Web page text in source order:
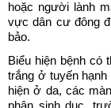
hoặc người lành
vực dân cư đông
bảo.
Biểu hiện bệnh có
trắng ở tuyến hạnh
hiện ở da, các